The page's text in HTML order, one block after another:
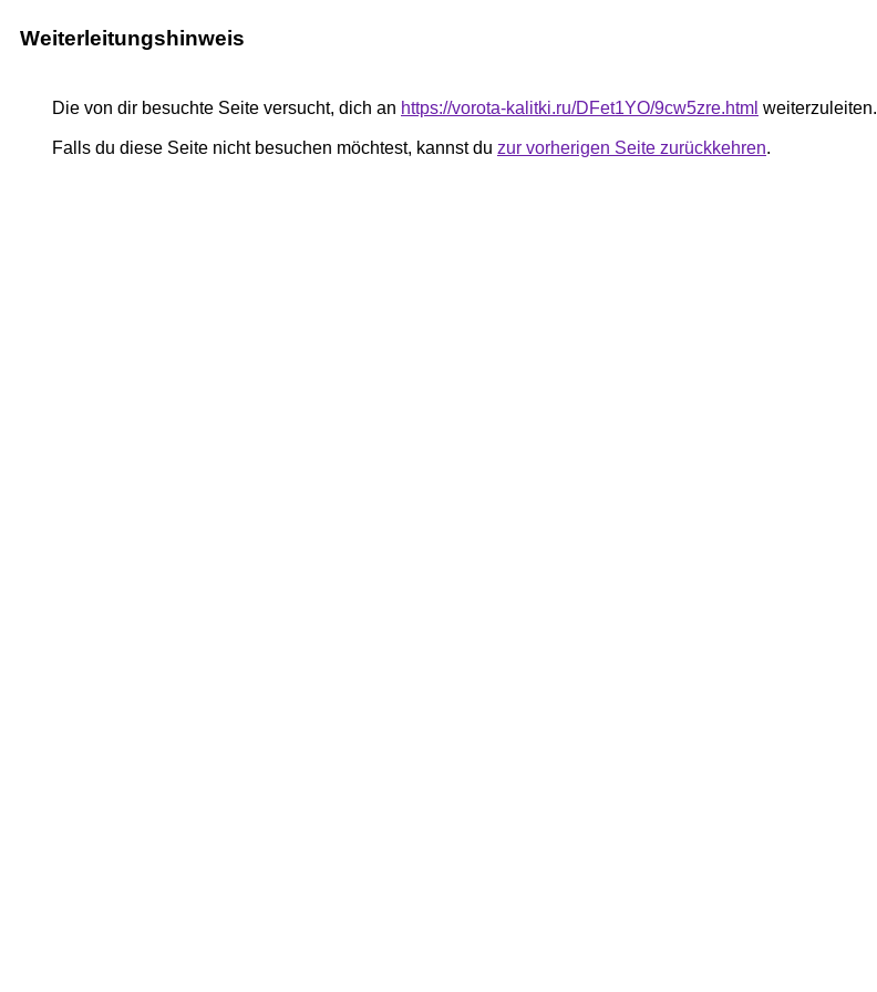
Weiterleitungshinweis
Die von dir besuchte Seite versucht, dich an https://vorota-kalitki.ru/DFet1YO/9cw5zre.html weiterzuleiten.
Falls du diese Seite nicht besuchen möchtest, kannst du zur vorherigen Seite zurückkehren.